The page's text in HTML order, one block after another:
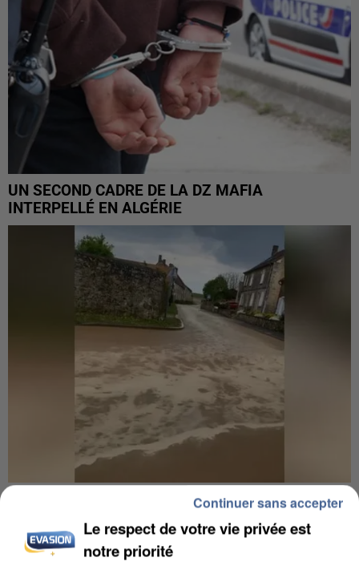
UN SECOND CADRE DE LA DZ MAFIA
INTERPELLÉ EN ALGÉRIE
UNE TOURISTE DE L’OISE EMPORTÉE PAR UNE
Le respect de votre vie privée est
notre priorité
Continuer sans accepter